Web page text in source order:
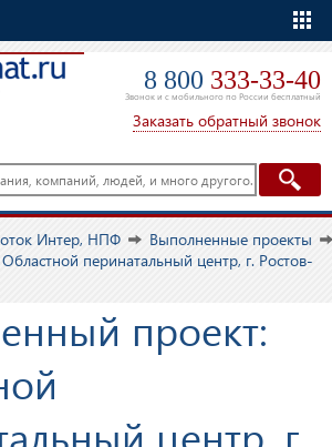
8 800 333-33-40
Звонок и с мобильного по России бесплатный
Заказать обратный звонок
Интер, НПФ
Выполненные проекты
перинатальный центр, г. Ростов-
проект:
центр, г.